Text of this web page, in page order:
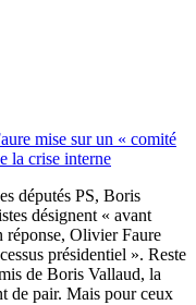
mise sur un « comité
la crise interne
députés PS, Boris
désignent « avant
réponse, Olivier Faure
présidentiel ». Reste
de Boris Vallaud, la
de pair. Mais pour ceux